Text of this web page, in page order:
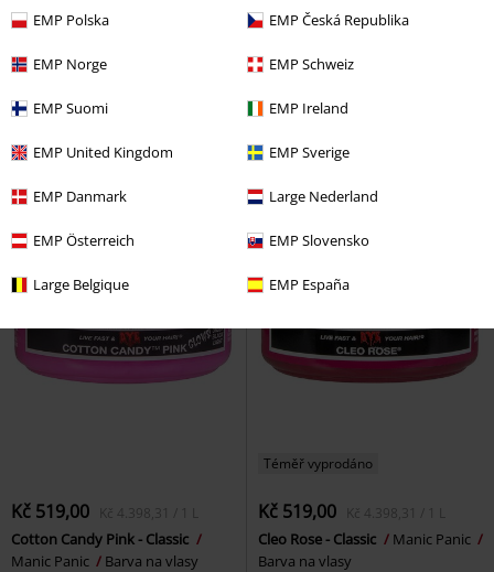
EMP Polska EMP Česká Republika
EMP Norge EMP Schweiz
EMP Suomi EMP Ireland
EMP United Kingdom EMP Sverige
EMP Danmark Large Nederland
EMP Österreich EMP Slovensko
Large Belgique EMP España
Klobouk
Tričko s dlouhým rukávem
Kč 519,00 Kč 4.398,31 / 1 L
Cotton Candy Pink - Classic
Manic Panic
Barva na vlasy
Téměř vyprodáno
Kč 519,00 Kč 4.398,31 / 1 L
Cleo Rose - Classic
Manic Panic
Barva na vlasy